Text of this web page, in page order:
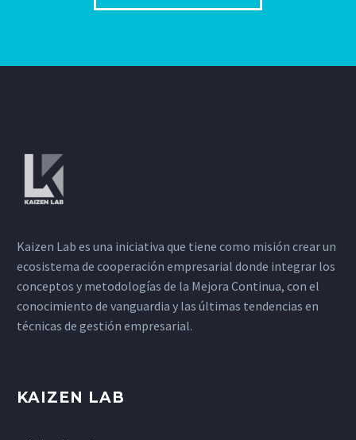
Kaizen Lab es una iniciativa que tiene como misión crear un
ecosistema de cooperación empresarial donde integrar los
conceptos y metodologías de la Mejora Continua, con el
conocimiento de vanguardia y las últimas tendencias en
técnicas de gestión empresarial.
KAIZEN LAB